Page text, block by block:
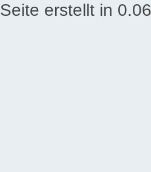
Seite erstellt in